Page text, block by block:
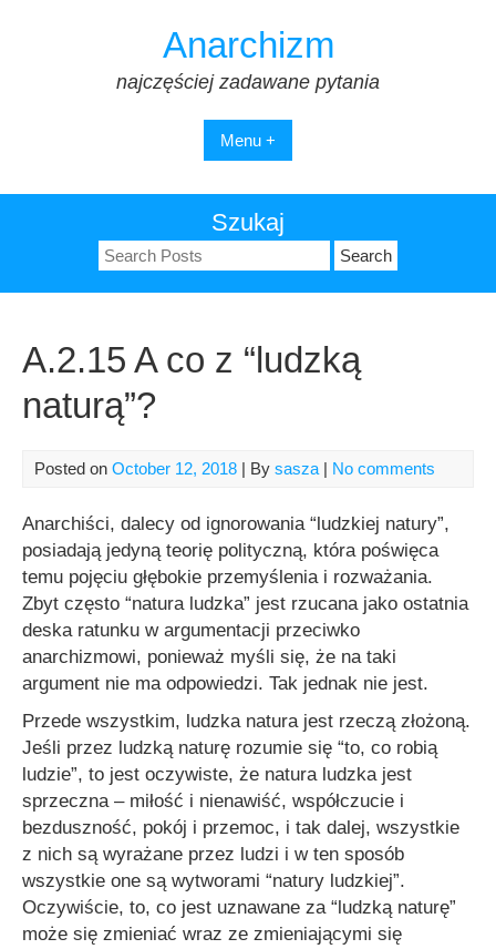
Anarchizm
najczęściej zadawane pytania
Menu +
Szukaj
Search
for:
A.2.15 A co z “ludzką
naturą”?
Posted on October 12, 2018 | By sasza | No comments
Anarchiści, dalecy od ignorowania “ludzkiej natury”,
posiadają jedyną teorię polityczną, która poświęca
temu pojęciu głębokie przemyślenia i rozważania.
Zbyt często “natura ludzka” jest rzucana jako ostatnia
deska ratunku w argumentacji przeciwko
anarchizmowi, ponieważ myśli się, że na taki
argument nie ma odpowiedzi. Tak jednak nie jest.
Przede wszystkim, ludzka natura jest rzeczą złożoną.
Jeśli przez ludzką naturę rozumie się “to, co robią
ludzie”, to jest oczywiste, że natura ludzka jest
sprzeczna – miłość i nienawiść, współczucie i
bezduszność, pokój i przemoc, i tak dalej, wszystkie
z nich są wyrażane przez ludzi i w ten sposób
wszystkie one są wytworami “natury ludzkiej”.
Oczywiście, to, co jest uznawane za “ludzką naturę”
może się zmieniać wraz ze zmieniającymi się